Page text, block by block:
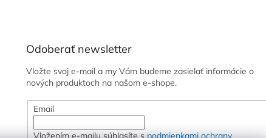
Odoberať newsletter
Vložte svoj e-mail a my Vám budeme zasielať informácie o
nových produktoch na našom e-shope.
Email